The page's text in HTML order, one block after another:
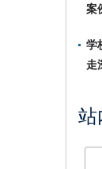
案
学
走
站